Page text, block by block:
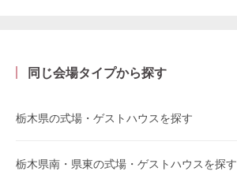
同じ会場タイプから探す
栃木県の式場・ゲストハウスを探す
栃木県南・県東の式場・ゲストハウスを探す